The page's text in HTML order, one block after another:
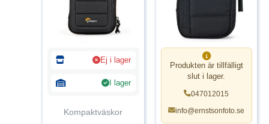
Ej i lager
I lager
Kompaktväskor
Produkten är tillfälligt
slut i lager.
047012015
info@ernstsonfoto.se